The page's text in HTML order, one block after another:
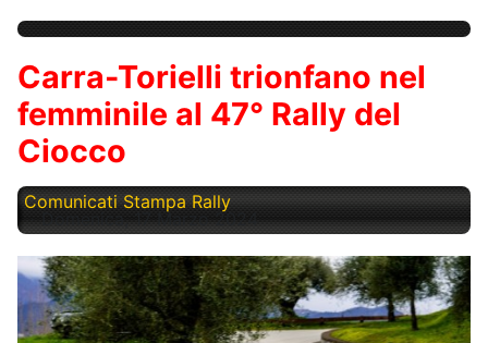
Carra-Torielli trionfano nel
femminile al 47° Rally del
Ciocco
Comunicati Stampa Rally
Domenica, 17 Marzo 2024